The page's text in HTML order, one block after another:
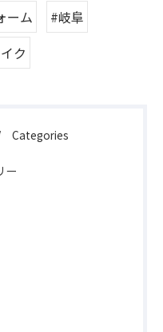
ーム
#岐阜
ク
Categories
ー